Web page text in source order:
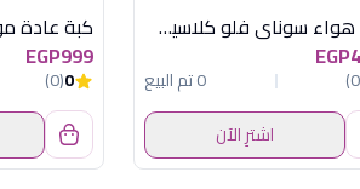
مبرد هواء سوناي فلو كلاسيك 40 , 40 لتر , 3 سرعات MAR-40PN
0 تم البيع
اشترِ الآن
EGP999
0
(0)